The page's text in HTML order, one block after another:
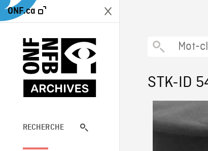
ONF.ca
RECHERCHE
STK-ID